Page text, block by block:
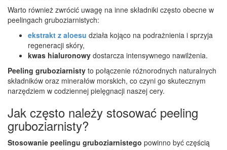
Warto również zwrócić uwagę na inne składniki często obecne w
peelingach gruboziarnistych:
ekstrakt z aloesu działa kojąco na podrażnienia i sprzyja
regeneracji skóry,
kwas hialuronowy dostarcza intensywnego nawilżenia.
Peeling gruboziarnisty to połączenie różnorodnych naturalnych
składników oraz minerałów morskich, co czyni go skutecznym
narzędziem w codziennej pielęgnacji naszej cery.
Jak często należy stosować peeling
gruboziarnisty?
Stosowanie peelingu gruboziarnistego powinno być częścią